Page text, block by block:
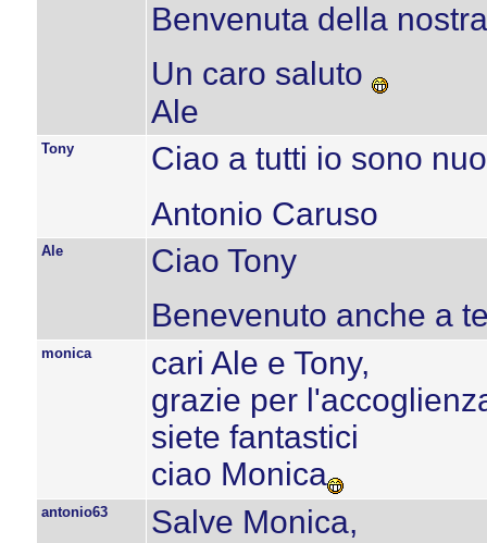
Benvenuta della
Un caro saluto
Ale
Tony
Ciao a tutti io sono
Antonio Caruso
Ale
Ciao Tony
Benevenuto anche a
monica
cari Ale e Tony,
grazie per
siete fantastici
ciao Monica
antonio63
Salve Monica,